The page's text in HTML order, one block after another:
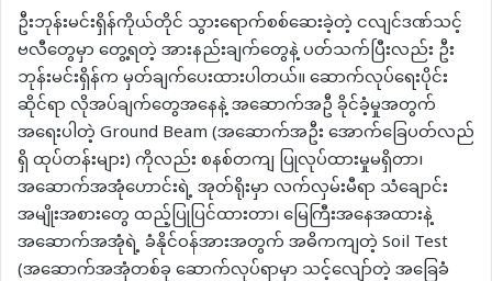
ဦးဘုန်းမင်းရှိန်ကိုယ်တိုင် သွားရောက်စစ်ဆေးခဲ့တဲ့ ငလျင်ဒဏ်သင့်
ဗလီတွေမှာ တွေ့ရတဲ့ အားနည်းချက်တွေနဲ့ ပတ်သက်ပြီးလည်း ဦး
ဘုန်းမင်းရှိန်က မှတ်ချက်ပေးထားပါတယ်။ ဆောက်လုပ်ရေးပိုင်း
ဆိုင်ရာ လိုအပ်ချက်တွေအနေနဲ့ အဆောက်အဦ ခိုင်ခံ့မှုအတွက်
အရေးပါတဲ့ Ground Beam (အဆောက်အဦး အောက်ခြေပတ်လည်
ရှိ ထုပ်တန်းများ) ကိုလည်း စနစ်တကျ ပြုလုပ်ထားမှုမရှိတာ၊
အဆောက်အအုံဟောင်းရဲ့ အုတ်ရိုးမှာ လက်လှမ်းမီရာ သံချောင်း
အမျိုးအစားတွေ ထည့်ပြုပြင်ထားတာ၊ မြေကြီးအနေအထားနဲ့
အဆောက်အအုံရဲ့ ခံနိုင်ဝန်အားအတွက် အဓိကကျတဲ့ Soil Test
(အဆောက်အအုံတစ်ခု ဆောက်လုပ်ရာမှာ သင့်လျော်တဲ့ အခြေခံ